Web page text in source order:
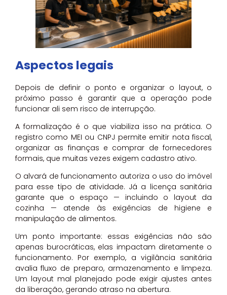
Aspectos legais
Depois de definir o ponto e organizar o layout, o
próximo passo é garantir que a operação pode
funcionar ali sem risco de interrupção.
A formalização é o que viabiliza isso na prática. O
registro como MEI ou CNPJ permite emitir nota fiscal,
organizar as finanças e comprar de fornecedores
formais, que muitas vezes exigem cadastro ativo.
O alvará de funcionamento autoriza o uso do imóvel
para esse tipo de atividade. Já a licença sanitária
garante que o espaço — incluindo o layout da
cozinha — atende às exigências de higiene e
manipulação de alimentos.
Um ponto importante: essas exigências não são
apenas burocráticas, elas impactam diretamente o
funcionamento. Por exemplo, a vigilância sanitária
avalia fluxo de preparo, armazenamento e limpeza.
Um layout mal planejado pode exigir ajustes antes
da liberação, gerando atraso na abertura.